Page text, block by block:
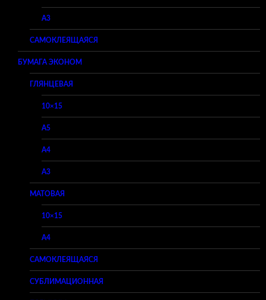
A3
САМОКЛЕЯЩАЯСЯ
БУМАГА ЭКОНОМ
ГЛЯНЦЕВАЯ
10×15
A5
A4
A3
МАТОВАЯ
10×15
A4
САМОКЛЕЯЩАЯСЯ
СУБЛИМАЦИОННАЯ